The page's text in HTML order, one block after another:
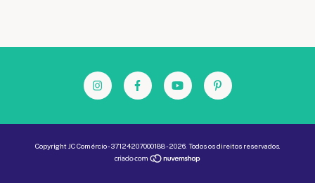
Copyright JC Comércio - 37124207000188 - 2026. Todos os direitos reservados.